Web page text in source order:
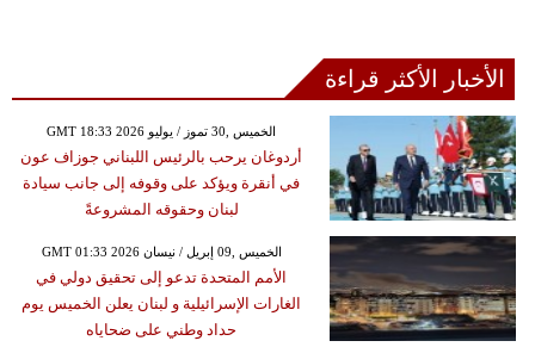
الأخبار الأكثر قراءة
GMT 18:33 2026 الخميس ,30 تموز / يوليو
أردوغان يرحب بالرئيس اللبناني جوزاف عون
في أنقرة ويؤكد على وقوفه إلى جانب سيادة
لبنان وحقوقه المشروعةً
GMT 01:33 2026 الخميس ,09 إبريل / نيسان
الأمم المتحدة تدعو إلى تحقيق دولي في
الغارات الإسرائيلية و لبنان يعلن الخميس يوم
حداد وطني على ضحاياه